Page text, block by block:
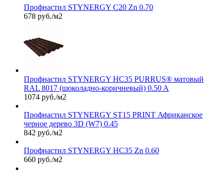
Профнастил STYNERGY С20 Zn 0.70
678 руб./м2
Профнастил STYNERGY НС35 PURRUS® матовый
RAL 8017 (шоколадно-коричневый) 0.50 A
1074 руб./м2
Профнастил STYNERGY ST15 PRINT Африканское
черное дерево 3D (W7) 0.45
842 руб./м2
Профнастил STYNERGY НС35 Zn 0.60
660 руб./м2